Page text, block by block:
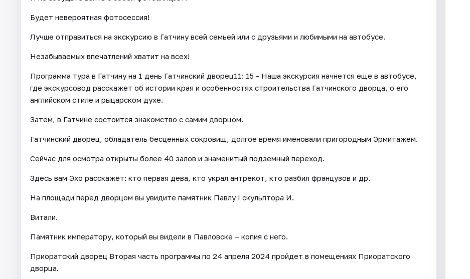
Будет невероятная фотосессия!
Лучше отправиться на экскурсию в Гатчину всей семьей или с друзьями и любимыми на автобусе.
Незабываемых впечатлений хватит на всех!
Программа тура в Гатчину на 1 день Гатчинский дворец11: 15 - Наша экскурсия начнется еще в автобусе,
где экскурсовод расскажет об истории края и особенностях строительства Гатчинского дворца, о его
английском стиле и рыцарском духе.
Затем, в Гатчине состоится знакомство с самим дворцом.
Гатчинский дворец, обладатель бесценных сокровищ, долгое время именовали пригородным Эрмитажем.
Сейчас для осмотра открыты более 40 залов и знаменитый подземный переход.
Здесь вам Эхо расскажет: кто первая дева, кто украл антрекот, кто разбил французов и др.
На площади перед дворцом вы увидите памятник Павлу I скульптора И.
Витали.
Памятник императору, который вы видели в Павловске – копия с него.
Приоратский дворец Вторая часть программы по 24 апреля 2024 пройдет в помещениях Приоратского
дворца.